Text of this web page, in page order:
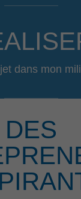
dans mon
DES